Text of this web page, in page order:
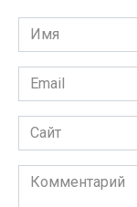
Имя
*
Email
*
Сайт
Комментарий